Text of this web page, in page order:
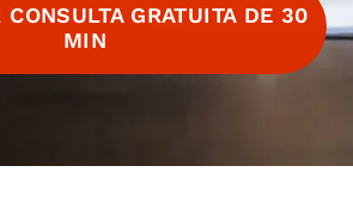
CONSULTA GRATUITA DE 30
MIN